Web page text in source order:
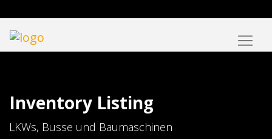
Inventory Listing
LKWs, Busse und Baumaschinen